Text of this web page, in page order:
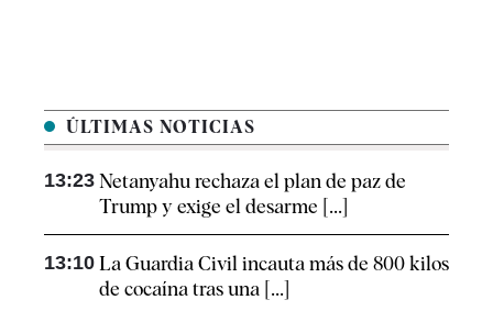
ÚLTIMAS NOTICIAS
13:23 Netanyahu rechaza el plan de paz de
Trump y exige el desarme [...]
13:10 La Guardia Civil incauta más de 800 kilos
de cocaína tras una [...]